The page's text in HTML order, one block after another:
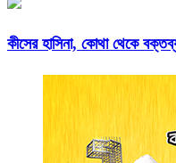
কীসের হাসিনা, কোথা থেকে বক্তব্য